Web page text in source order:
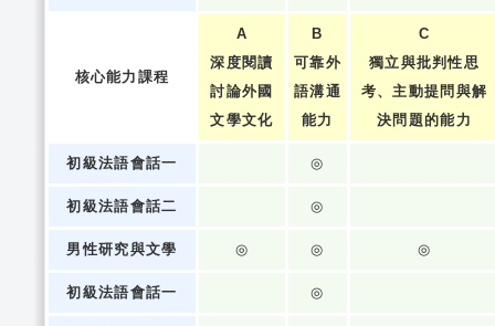
核心能力課程
A
深度閱讀
討論外國
文學文化
B
可靠外
語溝通
能力
C
獨立與批判性思
考、主動提問與解
決問題的能力
初級法語會話一 ◎
初級法語會話二 ◎
男性研究與文學 ◎ ◎ ◎
初級法語會話一 ◎